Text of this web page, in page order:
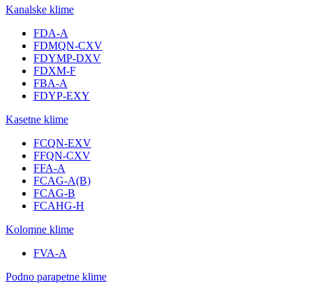
Kanalske klime
FDA-A
FDMQN-CXV
FDYMP-DXV
FDXM-F
FBA-A
FDYP-EXY
Kasetne klime
FCQN-EXV
FFQN-CXV
FFA-A
FCAG-A(B)
FCAG-B
FCAHG-H
Kolomne klime
FVA-A
Podno parapetne klime